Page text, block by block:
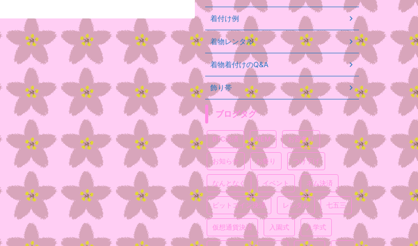
着付け例
着物レンタル
着物着付けのQ&A
飾り帯
ブログタグ
BTC決済 NEM お宮参り
お知らせ お祭り つけ下げ
なんとなく イベント ネム決済
ビットコイン決済 レンタル 七五三
仮想通貨決済 入園式 入学式